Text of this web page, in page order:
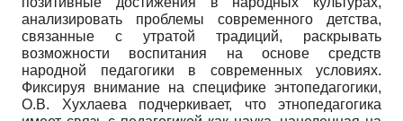
анализировать проблемы современного детства,
связанные с утратой традиций, раскрывать
возможности воспитания на основе средств
народной педагогики в современных условиях.
Фиксируя внимание на специфике энтопедагогики,
О.В. Хухлаева подчеркивает, что этнопедагогика